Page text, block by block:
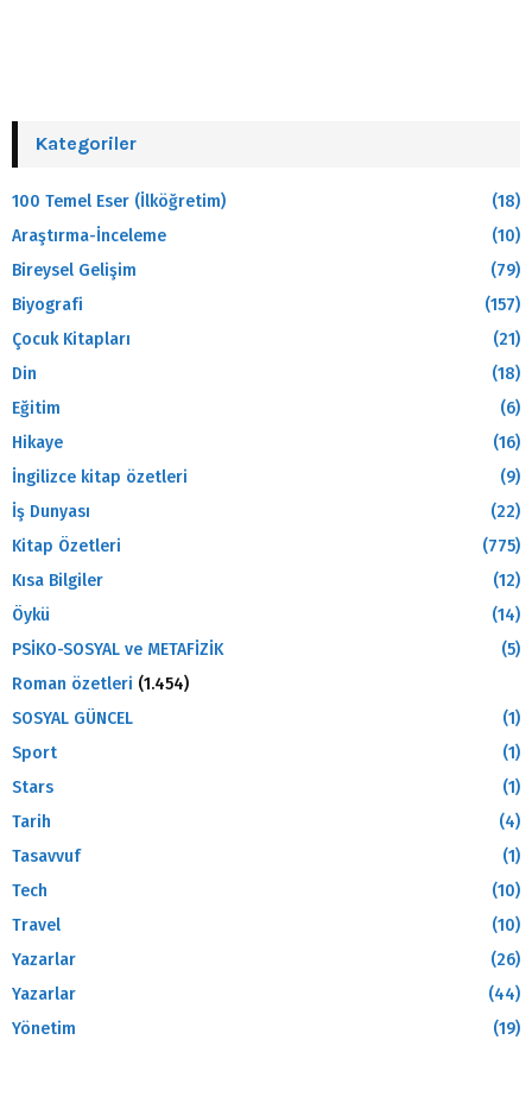
Kategoriler
100 Temel Eser (İlköğretim)
(18)
Araştırma-İnceleme
(10)
Bireysel Gelişim
(79)
Biyografi
(157)
Çocuk Kitapları
(21)
Din
(18)
Eğitim
(6)
Hikaye
(16)
İngilizce kitap özetleri
(9)
İş Dunyası
(22)
Kitap Özetleri
(775)
Kısa Bilgiler
(12)
Öykü
(14)
PSİKO-SOSYAL ve METAFİZİK
(5)
Roman özetleri (1.454)
SOSYAL GÜNCEL
(1)
Sport
(1)
Stars
(1)
Tarih
(4)
Tasavvuf
(1)
Tech
(10)
Travel
(10)
Yazarlar
(26)
Yazarlar
(44)
Yönetim
(19)